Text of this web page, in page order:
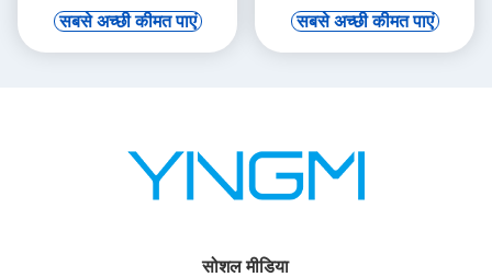
सबसे अच्छी कीमत पाएं
प्रेरण
सबसे अच्छी कीमत पाएं
सोशल मीडिया